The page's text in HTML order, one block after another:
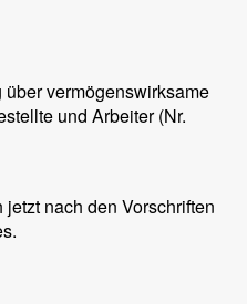
vermögenswirksame
und Arbeiter (Nr.
nach den Vorschriften